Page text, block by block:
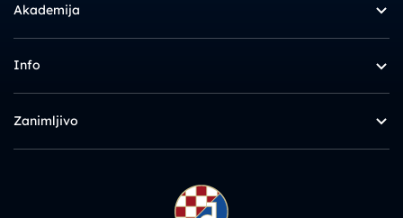
Akademija
Info
Zanimljivo